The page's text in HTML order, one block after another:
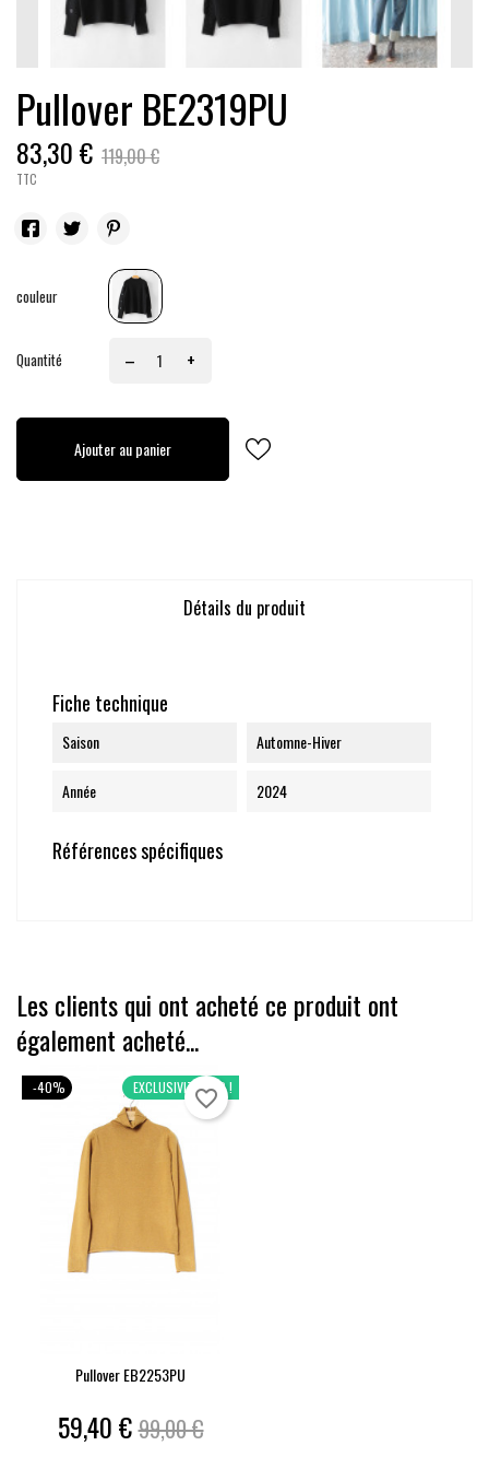
Pullover BE2319PU
83,30 € 119,00 €
TTC
couleur
Noir
Quantité – +
Ajouter au panier
Détails du produit
Fiche technique
Saison Automne-Hiver
Année 2024
Références spécifiques
Les clients qui ont acheté ce produit ont
également acheté...
Pullover EB2253PU
Prix
59,40 €Prix
de
99,00 €
EXCLUSIVITÉ WEB !
-40% favorite_border